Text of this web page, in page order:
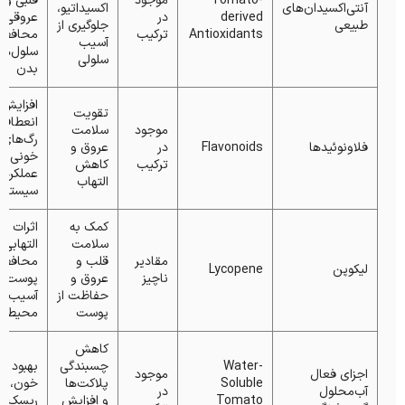
آنتی‌اکسیدان‌های
طبیعی
derived
Antioxidants
در
ترکیب
اکسیداتیو،
جلوگیری از
آسیب
سلولی
عروقی،
بدن
فلاونوئیدها Flavonoids
موجود
در
ترکیب
تقویت
سلامت
عروق و
کاهش
التهاب
افزایش
رگ‌های
خونی،
عملکرد
سیستم
لیکوپن Lycopene
مقادیر
ناچیز
کمک به
سلامت
قلب و
عروق و
حفاظت از
پوست
اثرات
التهابی،
پوست
اجزای فعال
آب‌محلول
Water-
Soluble
Tomato
موجود
در
کاهش
چسبندگی
پلاکت‌ها
و افزایش
بهبود
خون،
ریسک